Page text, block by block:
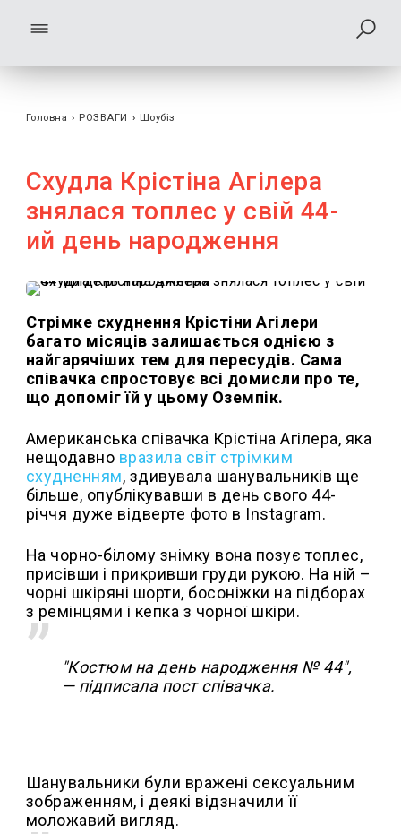
Головна › РОЗВАГИ › Шоубiз
Схудла Крістіна Агілера
знялася топлес у свій 44-
ий день народження
Стрімке схуднення Крістіни Агілери
багато місяців залишається однією з
найгарячіших тем для пересудів. Сама
співачка спростовує всі домисли про те,
що допоміг їй у цьому Оземпік.
Американська співачка Крістіна Агілера, яка
нещодавно вразила світ стрімким
схудненням, здивувала шанувальників ще
більше, опублікувавши в день свого 44-
річчя дуже відверте фото в Instagram.
На чорно-білому знімку вона позує топлес,
присівши і прикривши груди рукою. На ній –
чорні шкіряні шорти, босоніжки на підборах
з ремінцями і кепка з чорної шкіри.
"Костюм на день народження № 44",
— підписала пост співачка.
Шанувальники були вражені сексуальним
зображенням, і деякі відзначили її
моложавий вигляд.